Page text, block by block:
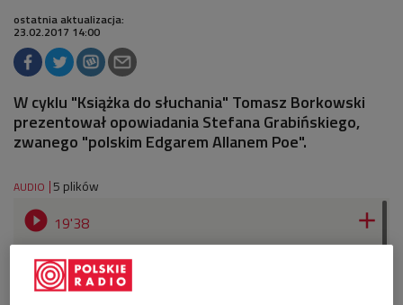
ostatnia aktualizacja:
23.02.2017 14:00
W cyklu "Książka do słuchania" Tomasz Borkowski
prezentował opowiadania Stefana Grabińskiego,
zwanego "polskim Edgarem Allanem Poe".
AUDIO 5 plików
 19'38 
Stefan Grabiński "W willi nad morzem", czyta
Tomasz Borkowski, fragm.1 (Książka do
słuchania/Dwójka)